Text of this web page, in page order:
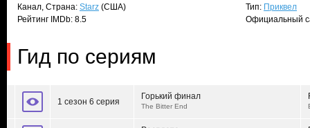
Канал, Страна: Starz (США)
Рейтинг IMDb: 8.5
Тип: Приквел
Официальный
Гид по сериям
1 сезон 6 серия
Горький финал
The Bitter End